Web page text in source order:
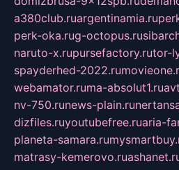
a380club.ruargentinamia.ru
perk-oka.rug-octopus.ru
naruto-x.rupursefactory.rutor-
spayderhed-2022.ru
webamator.ruma-absolut1.ru
nv-750.runews-plain.ru
dizfiles.ruyoutubefree.ruaria-
planeta-samara.ru
matrasy-kemerovo.ru